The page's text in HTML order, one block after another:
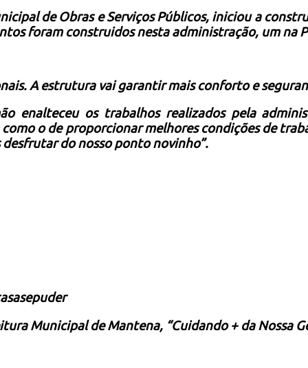
de Obras e Serviços Públicos, iniciou a
foram construidos nesta administração, um na
A estrutura vai garantir mais conforto e
enalteceu os trabalhos realizados pela
o de proporcionar melhores condições de
do nosso ponto novinho”.
Municipal de Mantena, “Cuidando + da Nossa